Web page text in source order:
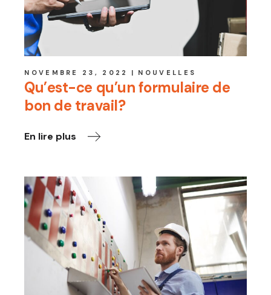
NOVEMBRE 23, 2022 NOUVELLES
Qu’est-ce qu’un formulaire de
bon de travail?
En lire plus